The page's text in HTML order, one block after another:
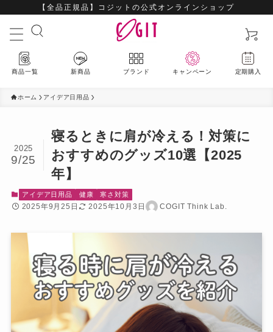
【全品正規品】コジットの公式オンラインショップ
商品一覧 新商品 ブランド キャンペーン 定期購入
最新入荷アイテムはこちら
ハウスウェア
ファッション
ベビー・キッズ
ホーム アイデア日用品
寝るときに肩が冷える！対策に
おすすめのグッズ10選【2025
年】
2025
9/25
アイデア日用品 健康 寒さ対策
2025年9月25日 2025年10月3日 COGIT Think Lab.